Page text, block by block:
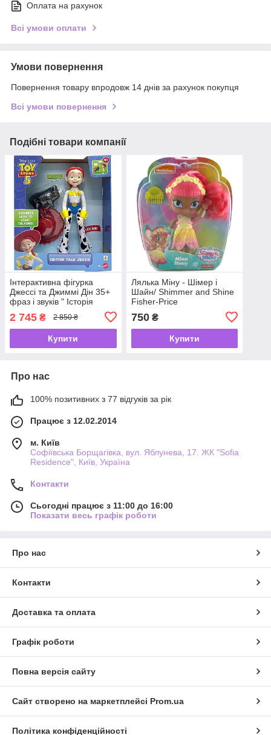
Оплата на рахунок
Всі умови оплати
Умови повернення
Повернення товару впродовж 14 днів за рахунок покупця
Всі умови повернення
Подібні товари компанії
Інтерактивна фігурка
Джессі та Джиммі Дін 35+
фраз і звуків " Історія
Іграшок 5"— Disney Pixar
Toy Story 5 від Mattel ✨🍒
2 745 ₴ 2 850 ₴
Купити
Лялька Міну - Шімер і
Шайн/ Shimmer and Shine
Fisher-Price
750₴
Купити
Про нас
100% позитивних з 77 відгуків за рік
Працює з 12.02.2014
м. Київ
Софіївська Борщагівка, вул. Яблунева, 17. ЖК "Sofia
Residence", Київ, Україна
Контакти
Сьогодні працює з 11:00 до 16:00
Показати весь графік роботи
Про нас
Контакти
Доставка та оплата
Графік роботи
Повна версія сайту
Сайт створено на маркетплейсі Prom.ua
Політика конфіденційності